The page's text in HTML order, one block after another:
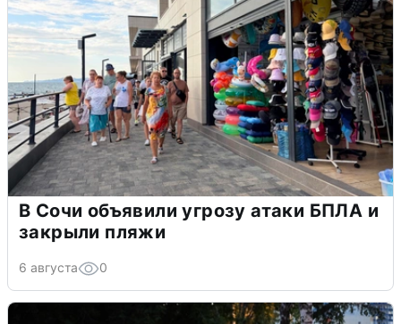
В Сочи объявили угрозу атаки БПЛА и
закрыли пляжи
6 августа 0